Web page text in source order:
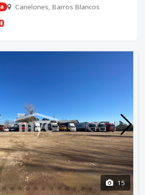
Canelones, Barros Blancos
15